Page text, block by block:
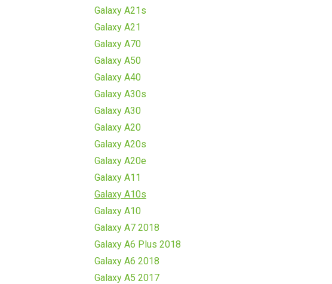
Galaxy A21s
Galaxy A21
Galaxy A70
Galaxy A50
Galaxy A40
Galaxy A30s
Galaxy A30
Galaxy A20
Galaxy A20s
Galaxy A20e
Galaxy A11
Galaxy A10s
Galaxy A10
Galaxy A7 2018
Galaxy A6 Plus 2018
Galaxy A6 2018
Galaxy A5 2017